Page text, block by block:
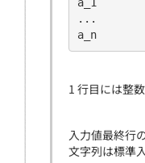
a_1
...
a_n
1 行目には整
入力値最終行
文字列は標準